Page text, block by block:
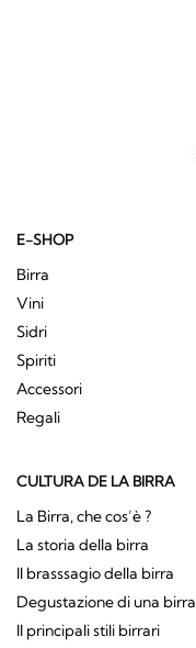
E-SHOP
Birra
Vini
Sidri
Spiriti
Accessori
Regali
CULTURA DE LA BIRRA
La Birra, che cos’è ?
La storia della birra
Il brasssagio della birra
Degustazione di una birra
Il principali stili birrari